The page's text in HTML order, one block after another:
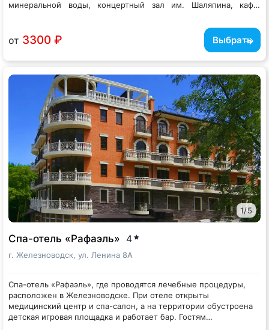
минеральной воды, концертный зал им. Шаляпина, кафе,
рядом на закрытой территории. Жилой фонд включает в себя
более 40 номеров разных категорий, в том числе есть
апартаменты с мини-кухней. В комнатах все предусмотрено
для комфортного отдыха: есть санузел с душевой кабиной,
При отеле работает ресторан. В распоряжении гостей –
конференц-зал, рассчитанный на 70 человек, и открытая
от 3300 ₽ Выбрать
1/5
Спа-отель «Рафаэль» 4
г. Железноводск, ул. Ленина 8А
Спа-отель «Рафаэль», где проводятся лечебные процедуры,
расположен в Железноводске. При отеле открыты
медицинский центр и спа-салон, а на территории обустроена
детская игровая площадка и работает бар. Гостям